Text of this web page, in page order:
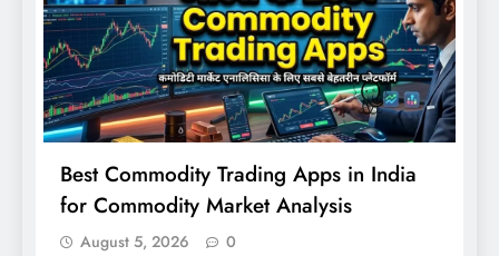
Best Commodity Trading Apps in India
for Commodity Market Analysis
August 5, 2026 0